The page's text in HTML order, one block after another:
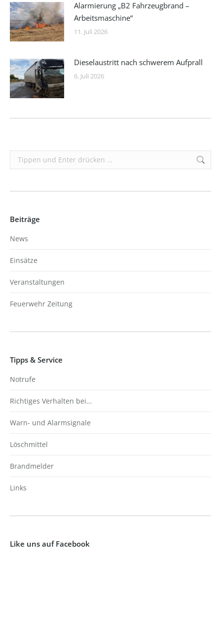
Alarmierung „B2 Fahrzeugbrand –
Arbeitsmaschine“
11. Juli 2026
Dieselaustritt nach schwerem Aufprall
6. Juli 2026
Search:
Beiträge
News
Einsätze
Veranstaltungen
Feuerwehr Zeitung
Tipps & Service
Notrufe
Richtiges Verhalten bei…
Warn- und Alarmsignale
Löschmittel
Brandmelder
Links
Like uns auf Facebook